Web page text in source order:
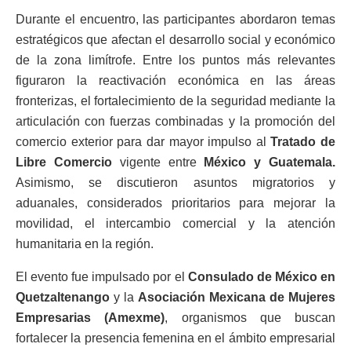
Durante el encuentro, las participantes abordaron temas
estratégicos que afectan el desarrollo social y económico
de la zona limítrofe. Entre los puntos más relevantes
figuraron la reactivación económica en las áreas
fronterizas, el fortalecimiento de la seguridad mediante la
articulación con fuerzas combinadas y la promoción del
comercio exterior para dar mayor impulso alTratado de
Libre Comerciovigente entreMéxico y Guatemala.
Asimismo, se discutieron asuntos migratorios y
aduanales, considerados prioritarios para mejorar la
movilidad, el intercambio comercial y la atención
humanitaria en la región.
El evento fue impulsado por el Consulado de México en
Quetzaltenango y la Asociación Mexicana de Mujeres
Empresarias (Amexme), organismos que buscan
fortalecer la presencia femenina en el ámbito empresarial